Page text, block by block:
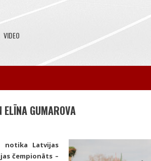
VIDEO
GUMAROVA
notika Latvijas
čempionāts –